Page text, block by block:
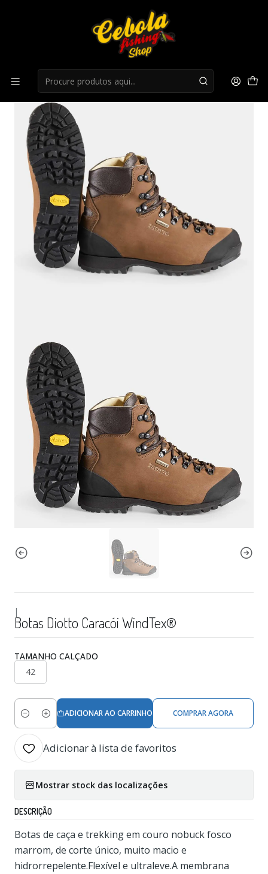
Botas Diotto Caracói WindTex®
|
Botas Diotto Caracói WindTex®
TAMANHO CALÇADO
42
Quantidade
ADICIONAR AO CARRINHO COMPRAR AGORA
Adicionar à lista de favoritos
Mostrar stock das localizações
DESCRIÇÃO
Botas de caça e trekking em couro nobuck fosco
marrom, de corte único, muito macio e
hidrorrepelente.Flexível e ultraleve.A membrana